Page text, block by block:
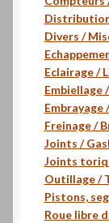
Divers /
Eclairage /
Embiellage
Embrayage
Freinage /
Joints /
Joints
Outillage /
Pistons,
Roue libre